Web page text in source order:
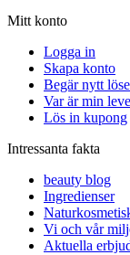
Mitt konto
Logga in
Skapa konto
Begär nytt
Var är min
Lös in kupong
Intressanta fakta
beauty blog
Ingredienser
Vi och vår
Aktuella